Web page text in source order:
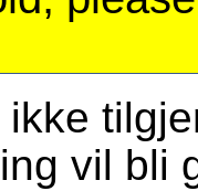
vil bli